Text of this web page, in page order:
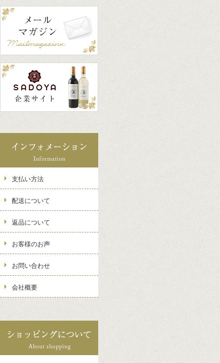
支払い方法
配送について
返品について
お客様のお声
お問い合わせ
会社概要